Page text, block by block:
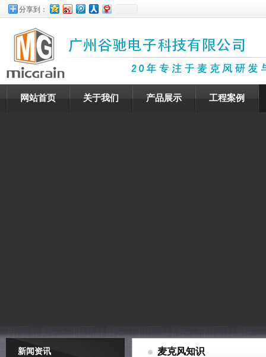
分享到：
网站首页 关于我们 产品展示 工程案例
新闻资讯 麦克风知识